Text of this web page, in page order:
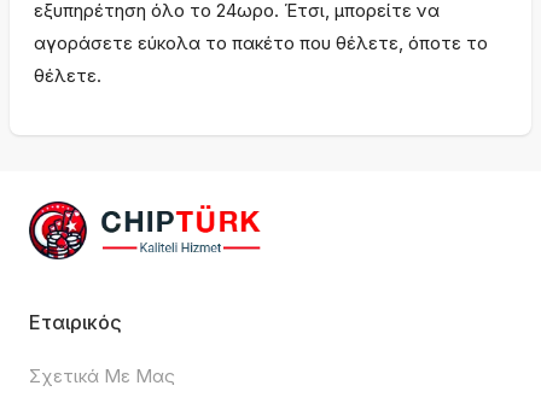
εξυπηρέτηση όλο το 24ωρο. Έτσι, μπορείτε να
αγοράσετε εύκολα το πακέτο που θέλετε, όποτε το
θέλετε.
Εταιρικός
Σχετικά Με Μας